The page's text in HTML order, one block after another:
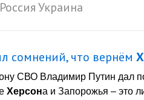
РоссияУкраина
сомнений, что вернём
СВО Владимир Путин дал
Херсона и Запорожья – это